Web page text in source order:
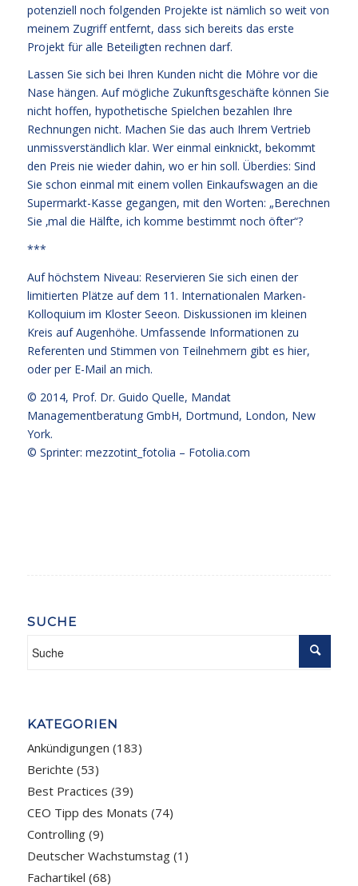
potenziell noch folgenden Projekte ist nämlich so weit von
meinem Zugriff entfernt, dass sich bereits das erste
Projekt für alle Beteiligten rechnen darf.
Lassen Sie sich bei Ihren Kunden nicht die Möhre vor die
Nase hängen. Auf mögliche Zukunftsgeschäfte können Sie
nicht hoffen, hypothetische Spielchen bezahlen Ihre
Rechnungen nicht. Machen Sie das auch Ihrem Vertrieb
unmissverständlich klar. Wer einmal einknickt, bekommt
den Preis nie wieder dahin, wo er hin soll. Überdies: Sind
Sie schon einmal mit einem vollen Einkaufswagen an die
Supermarkt-Kasse gegangen, mit den Worten: „Berechnen
Sie ‚mal die Hälfte, ich komme bestimmt noch öfter“?
***
Auf höchstem Niveau: Reservieren Sie sich einen der
limitierten Plätze auf dem 11. Internationalen Marken-
Kolloquium im Kloster Seeon. Diskussionen im kleinen
Kreis auf Augenhöhe. Umfassende Informationen zu
Referenten und Stimmen von Teilnehmern gibt es hier,
oder per E-Mail an mich.
© 2014, Prof. Dr. Guido Quelle, Mandat
Managementberatung GmbH, Dortmund, London, New
York.
© Sprinter: mezzotint_fotolia – Fotolia.com
SUCHE
KATEGORIEN
Ankündigungen (183)
Berichte (53)
Best Practices (39)
CEO Tipp des Monats (74)
Controlling(9)
Deutscher Wachstumstag(1)
Fachartikel (68)